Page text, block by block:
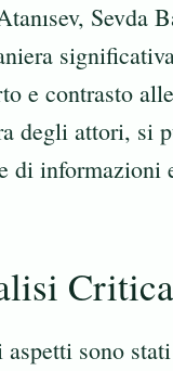
Sevda
e contrasto
degli attori, si
di informazioni
sono